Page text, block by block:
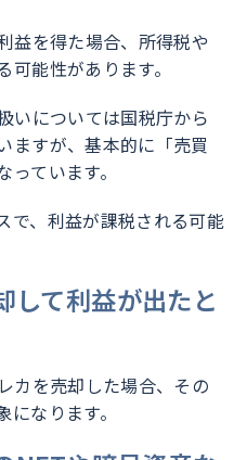
益を得た場合、所得税や
能性があります。
いについては国税庁から
ますが、基本的に「売買
ています。
で、利益が課税される可能
て利益が出たと
カを売却した場合、その
なります。